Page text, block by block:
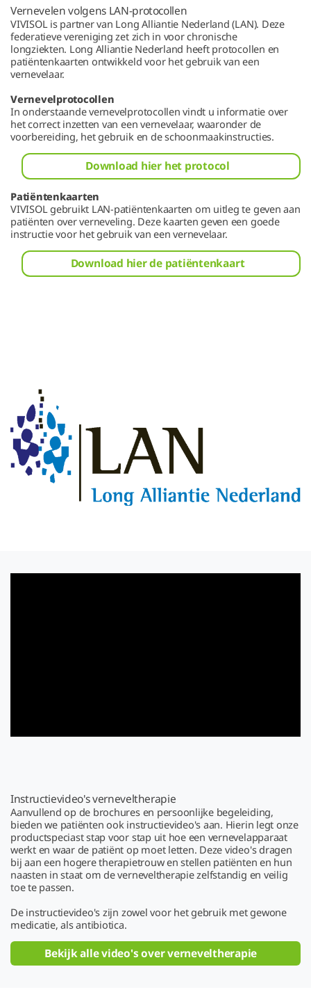
Vernevelen volgens LAN-protocollen
VIVISOL is partner van Long Alliantie Nederland (LAN). Deze
federatieve vereniging zet zich in voor chronische
longziekten. Long Alliantie Nederland heeft protocollen en
patiëntenkaarten ontwikkeld voor het gebruik van een
vernevelaar.
Vernevelprotocollen
In onderstaande vernevelprotocollen vindt u informatie over
het correct inzetten van een vernevelaar, waaronder de
voorbereiding, het gebruik en de schoonmaakinstructies.
Download hier het protocol
Patiëntenkaarten
VIVISOL gebruikt LAN-patiëntenkaarten om uitleg te geven aan
patiënten over verneveling. Deze kaarten geven een goede
instructie voor het gebruik van een vernevelaar.
Download hier de patiëntenkaart
Instructievideo's verneveltherapie
Aanvullend op de brochures en persoonlijke begeleiding,
bieden we patiënten ook instructievideo's aan. Hierin legt onze
productspeciast stap voor stap uit hoe een vernevelapparaat
werkt en waar de patiënt op moet letten. Deze video's dragen
bij aan een hogere therapietrouw en stellen patiënten en hun
naasten in staat om de verneveltherapie zelfstandig en veilig
toe te passen.
De instructievideo's zijn zowel voor het gebruik met gewone
medicatie, als antibiotica.
Bekijk alle video's over verneveltherapie